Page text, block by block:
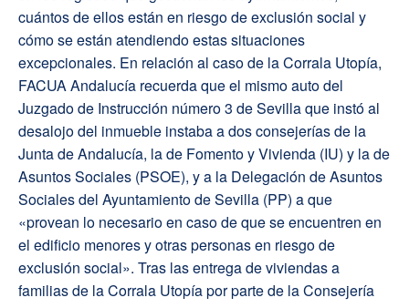
cuántos de ellos están en riesgo de exclusión social y
cómo se están atendiendo estas situaciones
excepcionales. En relación al caso de la Corrala Utopía,
FACUA Andalucía recuerda que el mismo auto del
Juzgado de Instrucción número 3 de Sevilla que instó al
desalojo del inmueble instaba a dos consejerías de la
Junta de Andalucía, la de Fomento y Vivienda (IU) y la de
Asuntos Sociales (PSOE), y a la Delegación de Asuntos
Sociales del Ayuntamiento de Sevilla (PP) a que
«provean lo necesario en caso de que se encuentren en
el edificio menores y otras personas en riesgo de
exclusión social». Tras las entrega de viviendas a
familias de la Corrala Utopía por parte de la Consejería